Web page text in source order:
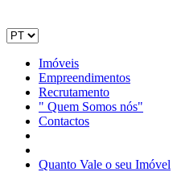
Imóveis
Empreendimentos
Recrutamento
" Quem Somos nós"
Contactos
Quanto Vale o seu Imóvel